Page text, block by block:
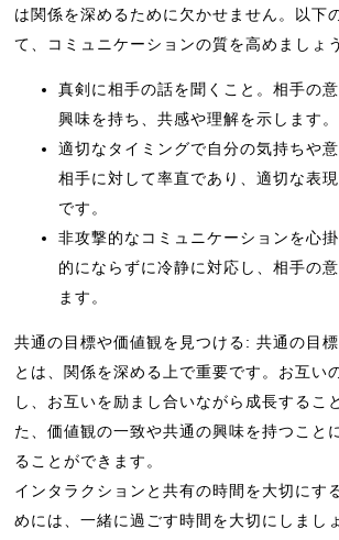
は関係を深めるために欠かせません。以下
て、コミュニケーションの質を高めましょ
真剣に相手の話を聞くこと。相手の
興味を持ち、共感や理解を示します。
適切なタイミングで自分の気持ちや
相手に対して率直であり、適切な表
です。
非攻撃的なコミュニケーションを心
的にならずに冷静に対応し、相手の
ます。
共通の目標や価値観を見つける: 共通の目
とは、関係を深める上で重要です。お互い
し、お互いを励まし合いながら成長するこ
た、価値観の一致や共通の興味を持つこと
ることができます。
インタラクションと共有の時間を大切にす
めには、一緒に過ごす時間を大切にしまし